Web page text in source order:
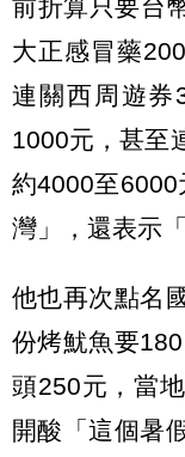
前折算只要台
大正感冒藥
連關西周遊券
1000元，甚至
約4000至6000
灣」，還表示
他也再次點名
份烤魷魚要
頭250元，當
開酸「這個暑